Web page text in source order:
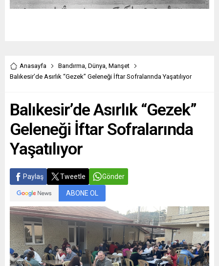
Anasayfa Bandırma, Dünya, Manşet
Balıkesir’de Asırlık “Gezek” Geleneği İftar Sofralarında Yaşatılıyor
Balıkesir’de Asırlık “Gezek”
Geleneği İftar Sofralarında
Yaşatılıyor
Paylaş Tweetle Gönder
ABONE OL